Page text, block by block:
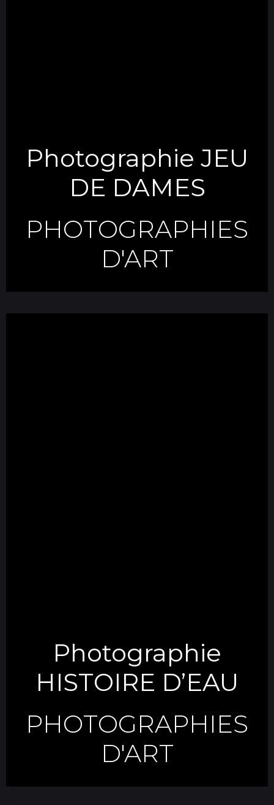
Photographie JEU
DE DAMES
PHOTOGRAPHIES
D'ART
Photographie
HISTOIRE D’EAU
PHOTOGRAPHIES
D'ART